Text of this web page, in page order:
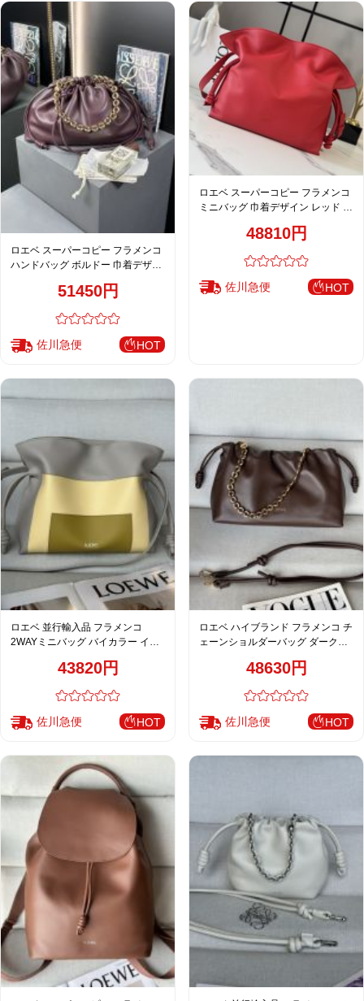
ロエベ スーパーコピー フラメンコ
ハンドバッグ ボルドー 巾着デザイ
51450円
佐川急便 HOT
ロエベ スーパーコピー フラメンコ
ミニバッグ 巾着デザイン レッド コ
48810円
佐川急便 HOT
ロエベ 並行輸入品 フラメンコ
2WAYミニバッグ バイカラー イエ
43820円
佐川急便 HOT
ロエベ ハイブランド フラメンコ チ
ェーンショルダーバッグ ダークブ
48630円
佐川急便 HOT